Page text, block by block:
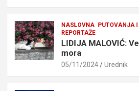
NASLOVNA PUTOVANJA
REPORTAŽE
LIDIJA MALOVIĆ:
mora
05/11/2024 Urednik